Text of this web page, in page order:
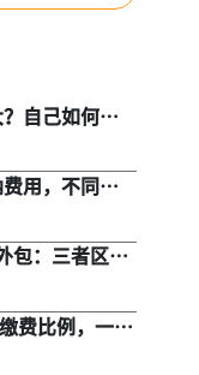
？自己如何续
用，不同人
包：三者区
费比例，一文